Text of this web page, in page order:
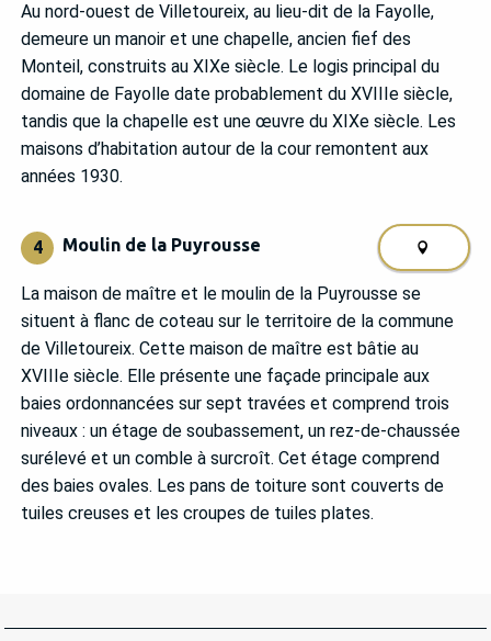
Au nord-ouest de Villetoureix, au lieu-dit de la Fayolle,
demeure un manoir et une chapelle, ancien fief des
Monteil, construits au XIXe siècle. Le logis principal du
domaine de Fayolle date probablement du XVIIIe siècle,
tandis que la chapelle est une œuvre du XIXe siècle. Les
maisons d’habitation autour de la cour remontent aux
années 1930.
4 Moulin de la Puyrousse
La maison de maître et le moulin de la Puyrousse se
situent à flanc de coteau sur le territoire de la commune
de Villetoureix. Cette maison de maître est bâtie au
XVIIIe siècle. Elle présente une façade principale aux
baies ordonnancées sur sept travées et comprend trois
niveaux : un étage de soubassement, un rez-de-chaussée
surélevé et un comble à surcroît. Cet étage comprend
des baies ovales. Les pans de toiture sont couverts de
tuiles creuses et les croupes de tuiles plates.